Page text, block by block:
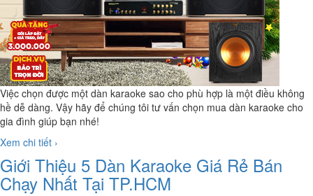
Việc chọn được một dàn karaoke sao cho phù hợp là một điều không
hề dễ dàng. Vậy hãy để chúng tôi tư vấn chọn mua dàn karaoke cho
gia đình giúp bạn nhé!
Xem chi tiết ›
Giới Thiệu 5 Dàn Karaoke Giá Rẻ Bán
Chạy Nhất Tại TP.HCM